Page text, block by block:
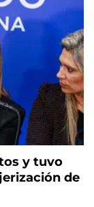
y tuvo
de